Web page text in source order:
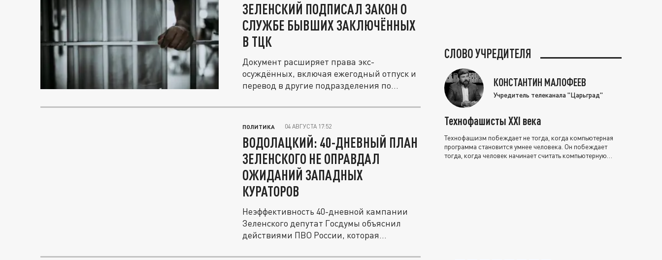
ЗЕЛЕНСКИЙ ПОДПИСАЛ ЗАКОН О
СЛУЖБЕ БЫВШИХ ЗАКЛЮЧЁННЫХ
В ТЦК
Документ расширяет права экс-
осуждённых, включая ежегодный отпуск и
перевод в другие подразделения по...
ПОЛИТИКА 04 АВГУСТА 17:52
ВОДОЛАЦКИЙ: 40-ДНЕВНЫЙ ПЛАН
ЗЕЛЕНСКОГО НЕ ОПРАВДАЛ
ОЖИДАНИЙ ЗАПАДНЫХ
КУРАТОРОВ
Неэффективность 40-дневной кампании
Зеленского депутат Госдумы объяснил
действиями ПВО России, которая
СЛОВО УЧРЕДИТЕЛЯ
КОНСТАНТИН МАЛОФЕЕВ
Учредитель телеканала "Царьград"
Технофашисты XXI века
Технофашизм побеждает не тогда, когда компьютерная
программа становится умнее человека. Он побеждает
тогда, когда человек начинает считать компьютерную